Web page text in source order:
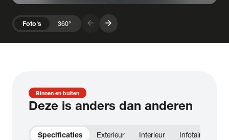
Foto's 360° arrow_forward arrow_forward
Binnen en buiten
Deze is anders dan anderen
Specificaties Exterieur Interieur Infotainment